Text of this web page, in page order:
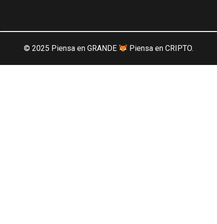
© 2025 Piensa en GRANDE Piensa en CRIPTO.